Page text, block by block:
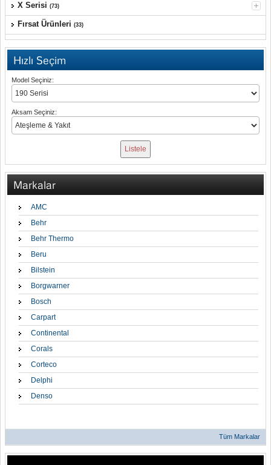
X Serisi (73)
Fırsat Ürünleri (33)
Hızlı Seçim
Model Seçiniz:
Aksam Seçiniz:
Markalar
AMC
Behr
Behr Thermo
Beru
Bilstein
Borgwarner
Bosch
Carpart
Continental
Corals
Corteco
Delphi
Denso
Tüm Markalar